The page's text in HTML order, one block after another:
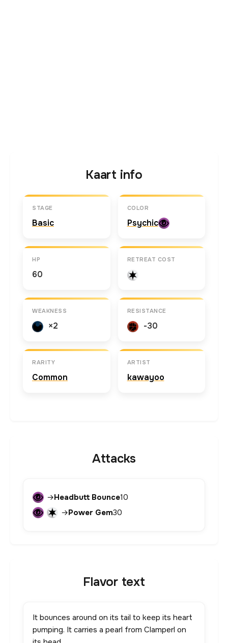
Kaart info
STAGE
Basic
COLOR
Psychic
HP
60
RETREAT COST
WEAKNESS
×2
RESISTANCE
-30
RARITY
Common
ARTIST
kawayoo
Attacks
→Headbutt Bounce10
→Power Gem30
Flavor text
It bounces around on its tail to keep its heart
pumping. It carries a pearl from Clamperl on